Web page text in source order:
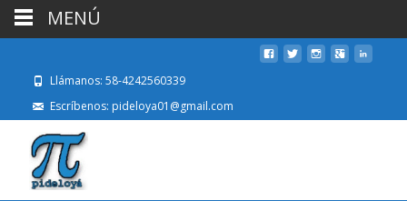
Llámanos: 58-4242560339
Escríbenos: pideloya01@gmail.com
MENÚ